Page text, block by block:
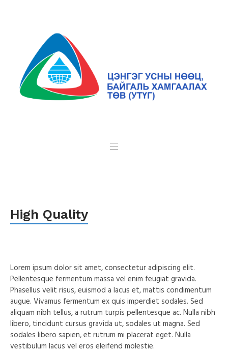
High Quality
Lorem ipsum dolor sit amet, consectetur adipiscing elit.
Pellentesque fermentum massa vel enim feugiat gravida.
Phasellus velit risus, euismod a lacus et, mattis condimentum
augue. Vivamus fermentum ex quis imperdiet sodales. Sed
aliquam nibh tellus, a rutrum turpis pellentesque ac. Nulla nibh
libero, tincidunt cursus gravida ut, sodales ut magna. Sed
sodales libero sapien, et rutrum mi placerat eget. Nulla
vestibulum lacus vel eros eleifend molestie.